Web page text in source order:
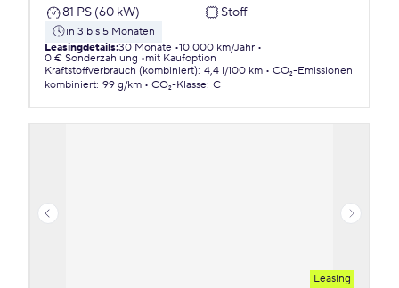
81 PS (60 kW)
Stoff
in 3 bis 5 Monaten
Leasingdetails:30 Monate 10.000 km/Jahr
0 € Sonderzahlung
mit Kaufoption
Kraftstoffverbrauch (kombiniert): 4,4 l/100 km
CO₂-Emissionen
kombiniert: 99 g/km CO₂-Klasse: C
Leasing